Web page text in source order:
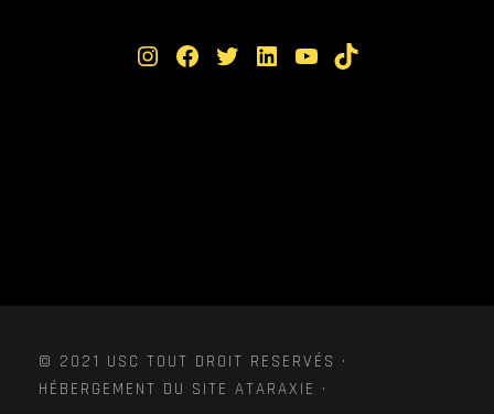
Instagram Facebook Twitter LinkedIn YouTube TikTok
© 2021 USC TOUT DROIT RESERVÉS ·
HÉBERGEMENT DU SITE ATARAXIE ·